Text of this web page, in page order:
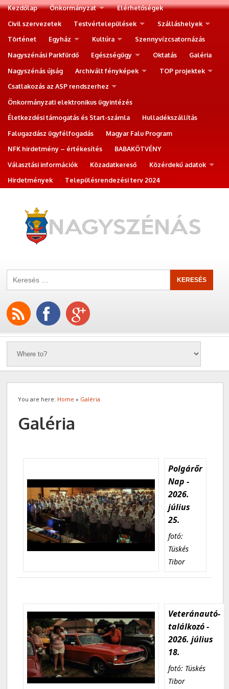
Kezdőlap Önkormányzat
Elérhetőségek
Civil szervezetek
Testvértelepülések
Szálláshelyek
Történet
Egyház Kultúra
Szennyvízcsatornázás
Nagyszénási Parkfürdő
Egészségügy Oktatás
Galéria
Nagyszénás újság
Archivált fényképek
TOP projektek
Csatlakozás az ASP rendszerhez
Önkormányzati elektronikus ügyintézés
Életkezdési támogatás és Start-számla
Hulladékszállítás
Falugazdász ügyfélfogadás
Magyar Falu Program
NFK hirdetmény – értékesítés
BABAKÖTVÉNY
Választási információk
Közadatkereső
Közérdekű adatok
Hirdetmények
Településrendezési terv 2024
You are here: Home » Galéria
Galéria
Polgárőr
Nap -
2026.
július
25.
fotó:
Tüskés
Tibor
Veteránautó-
találkozó -
2026. július
18.
fotó: Tüskés
Tibor